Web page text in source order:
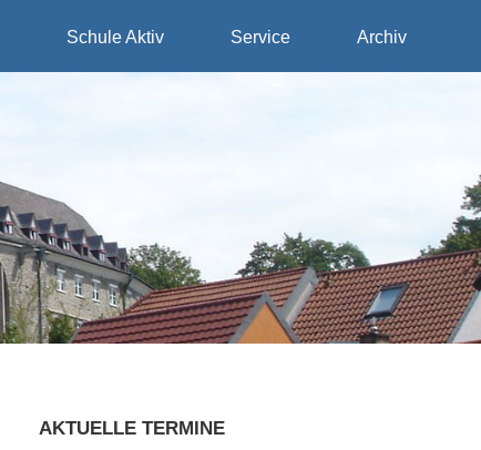
Schule Aktiv Service Archiv
AKTUELLE TERMINE